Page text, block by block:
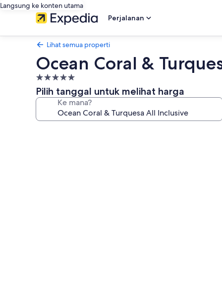
Langsung ke konten utama
Perjalanan
Lihat semua properti
Ocean Coral &
Properti
bintang
5.0
Pilih tanggal untuk melihat harga
Ke mana?